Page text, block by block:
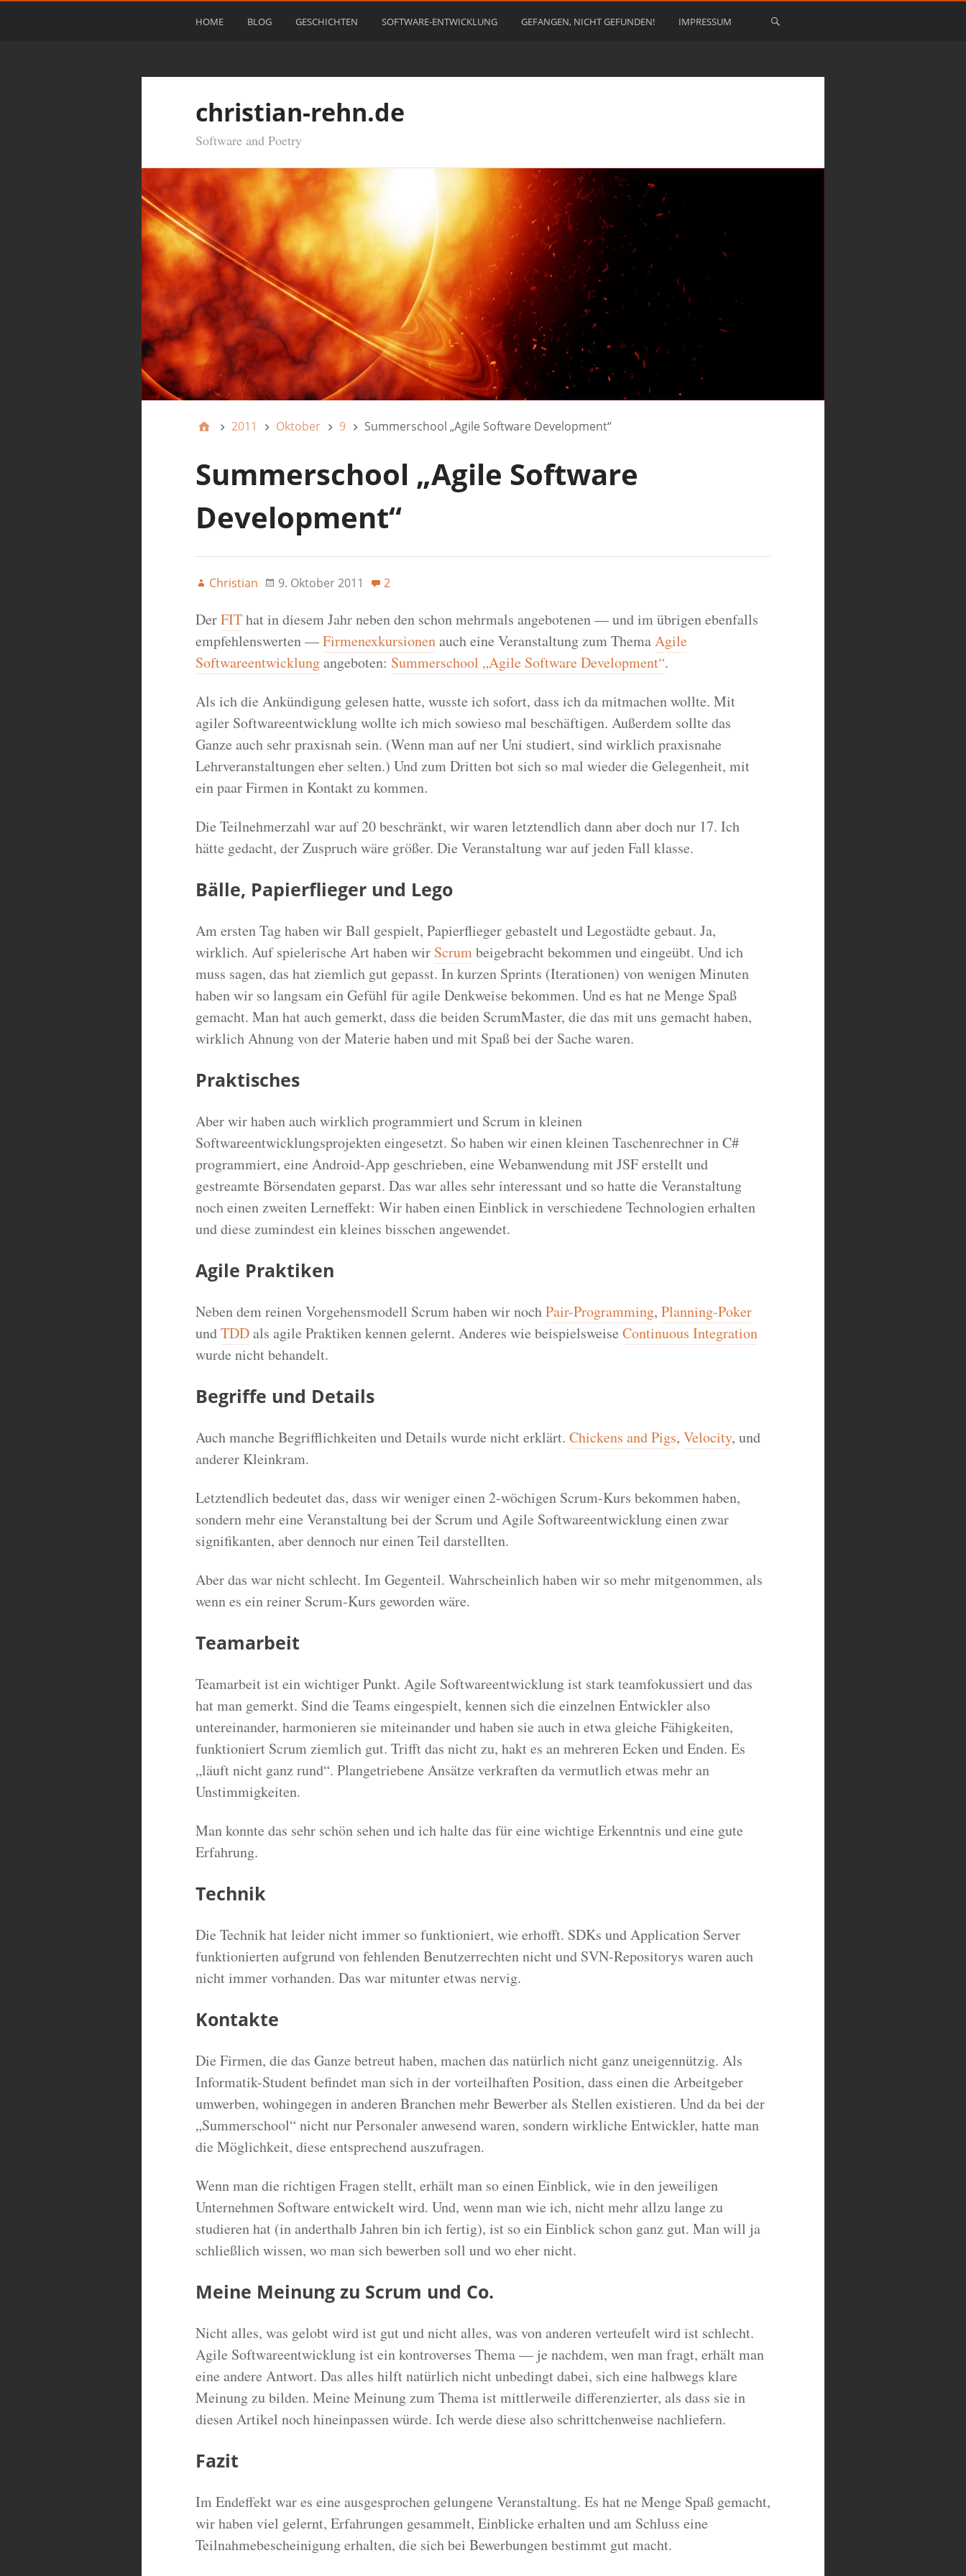
HOME BLOG GESCHICHTEN SOFTWARE-ENTWICKLUNG GEFANGEN, NICHT GEFUNDEN! IMPRESSUM
christian-rehn.de
Software and Poetry
2011 Oktober 9 Summerschool „Agile Software Development“
Summerschool „Agile Software
Development“
Christian 9. Oktober 2011 2
DerFIThat in diesem Jahr neben den schon mehrmals angebotenen — und im übrigen ebenfalls
empfehlenswerten —Firmenexkursionenauch eine Veranstaltung zum ThemaAgile
Softwareentwicklungangeboten: Summerschool „Agile Software Development“.
Als ich die Ankündigung gelesen hatte, wusste ich sofort, dass ich da mitmachen wollte. Mit
agiler Softwareentwicklung wollte ich mich sowieso mal beschäftigen. Außerdem sollte das
Ganze auch sehr praxisnah sein. (Wenn man auf ner Uni studiert, sind wirklich praxisnahe
Lehrveranstaltungen eher selten.) Und zum Dritten bot sich so mal wieder die Gelegenheit, mit
ein paar Firmen in Kontakt zu kommen.
Die Teilnehmerzahl war auf 20 beschränkt, wir waren letztendlich dann aber doch nur 17. Ich
hätte gedacht, der Zuspruch wäre größer. Die Veranstaltung war auf jeden Fall klasse.
Bälle, Papierflieger und Lego
Am ersten Tag haben wir Ball gespielt, Papierflieger gebastelt und Legostädte gebaut. Ja,
wirklich. Auf spielerische Art haben wir Scrumbeigebracht bekommen und eingeübt. Und ich
muss sagen, das hat ziemlich gut gepasst. In kurzen Sprints (Iterationen) von wenigen Minuten
haben wir so langsam ein Gefühl für agile Denkweise bekommen. Und es hat ne Menge Spaß
gemacht. Man hat auch gemerkt, dass die beiden ScrumMaster, die das mit uns gemacht haben,
wirklich Ahnung von der Materie haben und mit Spaß bei der Sache waren.
Praktisches
Aber wir haben auch wirklich programmiert und Scrum in kleinen
Softwareentwicklungsprojekten eingesetzt. So haben wir einen kleinen Taschenrechner in C#
programmiert, eine Android-App geschrieben, eine Webanwendung mit JSF erstellt und
gestreamte Börsendaten geparst. Das war alles sehr interessant und so hatte die Veranstaltung
noch einen zweiten Lerneffekt: Wir haben einen Einblick in verschiedene Technologien erhalten
und diese zumindest ein kleines bisschen angewendet.
Agile Praktiken
Neben dem reinen Vorgehensmodell Scrum haben wir nochPair-Programming, Planning-Poker
undTDDals agile Praktiken kennen gelernt. Anderes wie beispielsweise Continuous Integration
wurde nicht behandelt.
Begriffe und Details
Auch manche Begrifflichkeiten und Details wurde nicht erklärt. Chickens and Pigs, Velocity, und
anderer Kleinkram.
Letztendlich bedeutet das, dass wir weniger einen 2-wöchigen Scrum-Kurs bekommen haben,
sondern mehr eine Veranstaltung bei der Scrum und Agile Softwareentwicklung einen zwar
signifikanten, aber dennoch nur einen Teil darstellten.
Aber das war nicht schlecht. Im Gegenteil. Wahrscheinlich haben wir so mehr mitgenommen, als
wenn es ein reiner Scrum-Kurs geworden wäre.
Teamarbeit
Teamarbeit ist ein wichtiger Punkt. Agile Softwareentwicklung ist stark teamfokussiert und das
hat man gemerkt. Sind die Teams eingespielt, kennen sich die einzelnen Entwickler also
untereinander, harmonieren sie miteinander und haben sie auch in etwa gleiche Fähigkeiten,
funktioniert Scrum ziemlich gut. Trifft das nicht zu, hakt es an mehreren Ecken und Enden. Es
„läuft nicht ganz rund“. Plangetriebene Ansätze verkraften da vermutlich etwas mehr an
Unstimmigkeiten.
Man konnte das sehr schön sehen und ich halte das für eine wichtige Erkenntnis und eine gute
Erfahrung.
Technik
Die Technik hat leider nicht immer so funktioniert, wie erhofft. SDKs und Application Server
funktionierten aufgrund von fehlenden Benutzerrechten nicht und SVN-Repositorys waren auch
nicht immer vorhanden. Das war mitunter etwas nervig.
Kontakte
Die Firmen, die das Ganze betreut haben, machen das natürlich nicht ganz uneigennützig. Als
Informatik-Student befindet man sich in der vorteilhaften Position, dass einen die Arbeitgeber
umwerben, wohingegen in anderen Branchen mehr Bewerber als Stellen existieren. Und da bei der
„Summerschool“ nicht nur Personaler anwesend waren, sondern wirkliche Entwickler, hatte man
die Möglichkeit, diese entsprechend auszufragen.
Wenn man die richtigen Fragen stellt, erhält man so einen Einblick, wie in den jeweiligen
Unternehmen Software entwickelt wird. Und, wenn man wie ich, nicht mehr allzu lange zu
studieren hat (in anderthalb Jahren bin ich fertig), ist so ein Einblick schon ganz gut. Man will ja
schließlich wissen, wo man sich bewerben soll und wo eher nicht.
Meine Meinung zu Scrum und Co.
Nicht alles, was gelobt wird ist gut und nicht alles, was von anderen verteufelt wird ist schlecht.
Agile Softwareentwicklung ist ein kontroverses Thema — je nachdem, wen man fragt, erhält man
eine andere Antwort. Das alles hilft natürlich nicht unbedingt dabei, sich eine halbwegs klare
Meinung zu bilden. Meine Meinung zum Thema ist mittlerweile differenzierter, als dass sie in
diesen Artikel noch hineinpassen würde. Ich werde diese also schrittchenweise nachliefern.
Fazit
Im Endeffekt war es eine ausgesprochen gelungene Veranstaltung. Es hat ne Menge Spaß gemacht,
wir haben viel gelernt, Erfahrungen gesammelt, Einblicke erhalten und am Schluss eine
Teilnahmebescheinigung erhalten, die sich bei Bewerbungen bestimmt gut macht.